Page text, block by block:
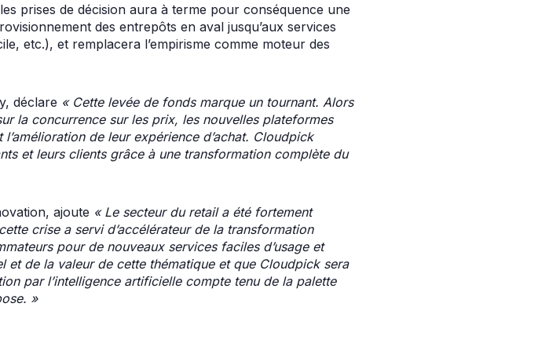
prises de décision aura à terme pour conséquence une
des entrepôts en aval jusqu’aux services
etc.), et remplacera l’empirisme comme moteur des
déclare « Cette levée de fonds marque un tournant. Alors
la concurrence sur les prix, les nouvelles plateformes
de leur expérience d’achat. Cloudpick
et leurs clients grâce à une transformation complète du
ajoute « Le secteur du retail a été fortement
crise a servi d’accélérateur de la transformation
pour de nouveaux services faciles d’usage et
et de la valeur de cette thématique et que Cloudpick sera
par l’intelligence artificielle compte tenu de la palette
»